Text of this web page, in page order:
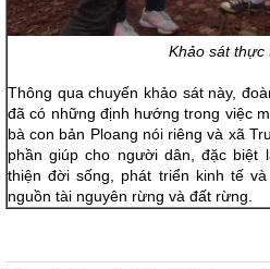
Khảo sát thực tế của
Thông qua chuyến khảo sát này,
đã có những định hướng trong việc
bà con bản Ploang nói riêng và xã
phần giúp cho người dân, đặc biệt
thiện đời sống, phát triển kinh tế
nguồn tài nguyên rừng và đất rừng.